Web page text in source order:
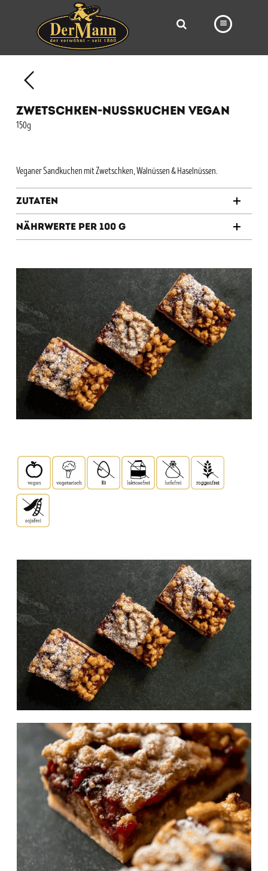
BÄCKEREI
VORBESTELLUNG
NEWS
KARRIERE
VIDEOS
ZWETSCHKEN-NUSSKUCHEN VEGAN
150g
Veganer Sandkuchen mit Zwetschken, Walnüssen & Haselnüssen.
Zutaten
Nährwerte per 100 g